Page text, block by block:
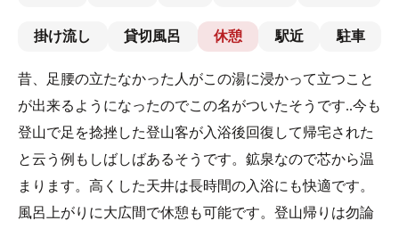
掛け流し 貸切風呂 休憩 駅近 駐車
昔、足腰の立たなかった人がこの湯に浸かって立つこと
が出来るようになったのでこの名がついたそうです..今も
登山で足を捻挫した登山客が入浴後回復して帰宅された
と云う例もしばしばあるそうです。鉱泉なので芯から温
まります。高くした天井は長時間の入浴にも快適です。
風呂上がりに大広間で休憩も可能です。登山帰りは勿論